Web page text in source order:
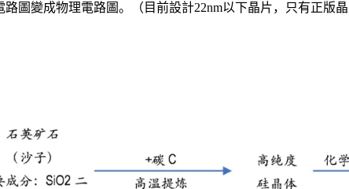
圖變成物理電路圖。（目前設計22nm以下晶片，只有正版